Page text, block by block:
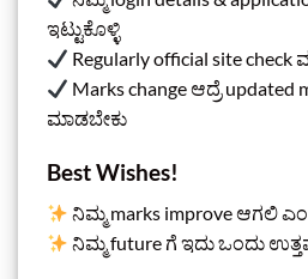
ಇಟ್ಟುಕೊಳ್ಳಿ
Regularly official site check
Marks change ಆದ್ರೆ updated
ಮಾಡಬೇಕು
Best Wishes!
ನಿಮ್ಮ marks improve ಆಗಲಿ
ನಿಮ್ಮ future ಗೆ ಇದು ಒಂದು